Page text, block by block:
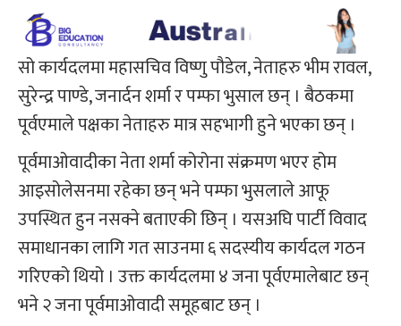
सो कार्यदलमा महासचिव विष्णु पौडेल, नेताहरु भीम रावल,
सुरेन्द्र पाण्डे, जनार्दन शर्मा र पम्फा भुसाल छन् । बैठकमा
पूर्वएमाले पक्षका नेताहरु मात्र सहभागी हुने भएका छन् ।
पूर्वमाओवादीका नेता शर्मा कोरोना संक्रमण भएर होम
आइसोलेसनमा रहेका छन् भने पम्फा भुसलाले आफू
उपस्थित हुन नसक्ने बताएकी छिन् । यसअघि पार्टी विवाद
समाधानका लागि गत साउनमा ६ सदस्यीय कार्यदल गठन
गरिएको थियो । उक्त कार्यदलमा ४ जना पूर्वएमालेबाट छन्
भने २ जना पूर्वमाओवादी समूहबाट छन् ।